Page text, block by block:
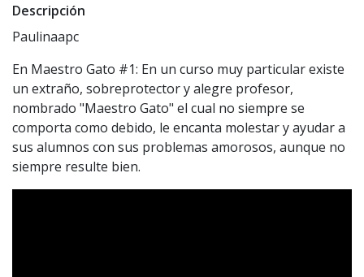
Descripción
Paulinaapc
En Maestro Gato #1: En un curso muy particular existe
un extraño, sobreprotector y alegre profesor,
nombrado "Maestro Gato" el cual no siempre se
comporta como debido, le encanta molestar y ayudar a
sus alumnos con sus problemas amorosos, aunque no
siempre resulte bien.